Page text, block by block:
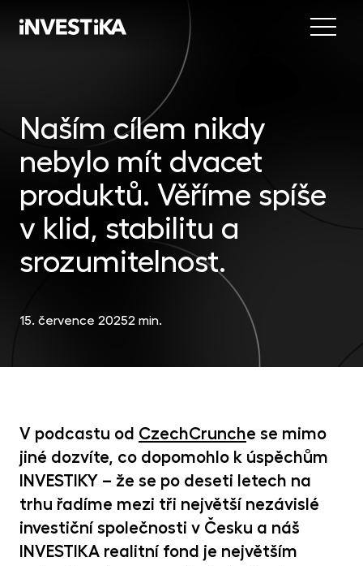
Menu
Naším cílem nikdy
nebylo mít dvacet
produktů. Věříme spíše
v klid, stabilitu a
srozumitelnost.
15. července 20252 min.
V podcastu od CzechCrunche se mimo
jiné dozvíte, co dopomohlo k úspěchům
INVESTIKY – že se po deseti letech na
trhu řadíme mezi tři největší nezávislé
investiční společnosti v Česku a náš
INVESTIKA realitní fond je největším